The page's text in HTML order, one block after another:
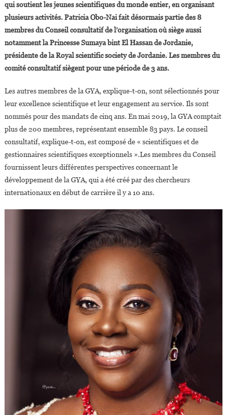
Nai
Rejoint
Le
Conseil
Consultatif
Global
Young
qui soutient les jeunes scientifiques du monde entier, en organisant
plusieurs activités. Patricia Obo-Nai fait désormais partie des 8
membres du Conseil consultatif de l’organisation où siège aussi
notamment la Princesse Sumaya bint El Hassan de Jordanie,
présidente de la Royal scientific society de Jordanie. Les membres du
comité consultatif siègent pour une période de 3 ans.
Les autres membres de la GYA, explique-t-on, sont sélectionnés pour
leur excellence scientifique et leur engagement au service. Ils sont
nommés pour des mandats de cinq ans. En mai 2019, la GYA comptait
plus de 200 membres, représentant ensemble 83 pays. Le conseil
consultatif, explique-t-on, est composé de « scientifiques et de
gestionnaires scientifiques exceptionnels ».Les membres du Conseil
fournissent leurs différentes perspectives concernant le
développement de la GYA, qui a été créé par des chercheurs
internationaux en début de carrière il y a 10 ans.